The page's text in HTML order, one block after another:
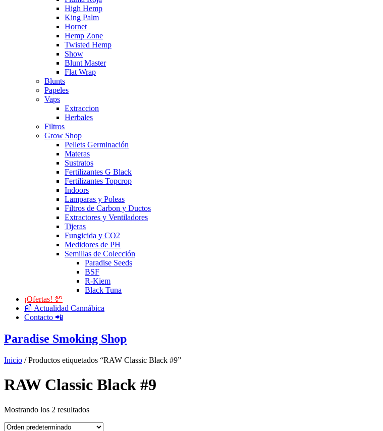
High Hemp
King Palm
Hornet
Hemp Zone
Twisted Hemp
Show
Blunt Master
Flat Wrap
Blunts
Papeles
Vaps
Extraccion
Herbales
Filtros
Grow Shop
Pellets Germinación
Materas
Sustratos
Fertilizantes G Black
Fertilizantes Topcrop
Indoors
Lamparas y Poleas
Filtros de Carbon y Ductos
Extractores y Ventiladores
Tijeras
Fungicida y CO2
Medidores de PH
Semillas de Colección
Paradise Seeds
BSF
R-Kiem
Black Tuna
¡Ofertas! 💯
📰 Actualidad Cannábica
Contacto 📲
Paradise Smoking Shop
Inicio / Productos etiquetados “RAW Classic Black #9”
RAW Classic Black #9
Mostrando los 2 resultados